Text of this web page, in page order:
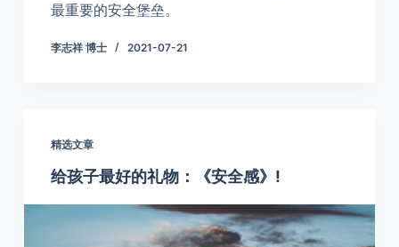
最重要的安全堡垒。
李志祥 博士 2021-07-21
精选文章
给孩子最好的礼物：《安全感》!